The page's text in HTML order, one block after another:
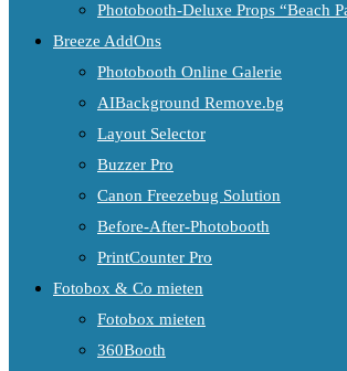
Photobooth-Deluxe Props “Beach
Breeze AddOns
Photobooth Online Galerie
AIBackground Remove.bg
Layout Selector
Buzzer Pro
Canon Freezebug Solution
Before-After-Photobooth
PrintCounter Pro
Fotobox & Co mieten
Fotobox mieten
360Booth